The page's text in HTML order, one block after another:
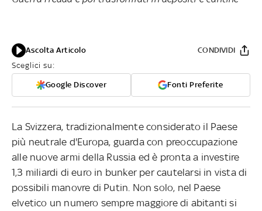
Ascolta Articolo
Sceglici su:
Google Discover Fonti Preferite
CONDIVIDI
La Svizzera, tradizionalmente considerato il Paese
più neutrale d'Europa, guarda con preoccupazione
alle nuove armi della Russia ed è pronta a investire
1,3 miliardi di euro in bunker per cautelarsi in vista di
possibili manovre di Putin. Non solo, nel Paese
elvetico un numero sempre maggiore di abitanti si